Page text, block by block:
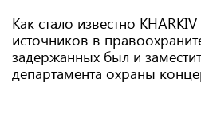
Как стало известно
источников в
задержанных был и
департамента охраны